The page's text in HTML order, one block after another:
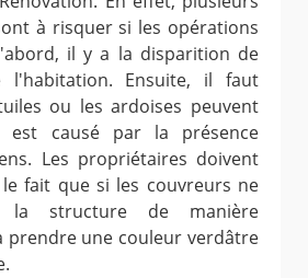
à risquer si les opérations
il y a la disparition de
l'habitation. Ensuite, il faut
ou les ardoises peuvent
est causé par la présence
Les propriétaires doivent
fait que si les couvreurs ne
la structure de manière
prendre une couleur verdâtre